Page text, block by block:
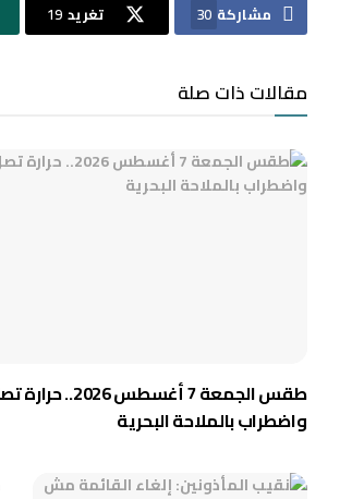
مشاركة 30 تغريد 19
مقالات ذات صلة
واضطراب بالملاحة البحرية